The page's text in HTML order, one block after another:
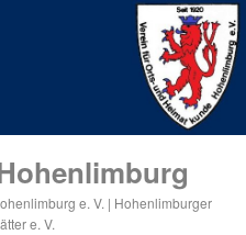
e. V. | Hohenlimburger
e. V.